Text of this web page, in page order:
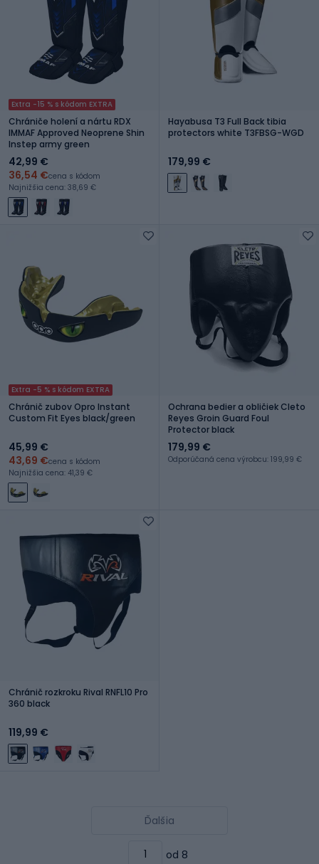
Extra -15 % s kódom EXTRA
Chrániče holení a nártu RDX
IMMAF Approved Neoprene Shin
Instep army green
42,99 €
36,54 €cena s kódom
Najnižšia cena: 38,69 €
Hayabusa T3 Full Back tibia
protectors white T3FBSG-WGD
179,99 €
Extra -5 % s kódom EXTRA
Chránič zubov Opro Instant
Custom Fit Eyes black/green
45,99 €
43,69 €cena s kódom
Najnižšia cena: 41,39 €
Ochrana bedier a obličiek Cleto
Reyes Groin Guard Foul
Protector black
179,99 €
Odporúčaná cena výrobcu: 199,99 €
Chránič rozkroku Rival RNFL10 Pro
360 black
119,99 €
Ďalšia
od 8